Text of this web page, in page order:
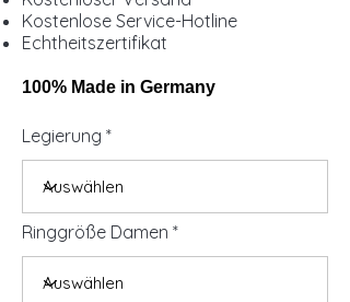
Kostenlose Service-Hotline
Echtheitszertifikat
100% Made in Germany
Legierung
Ringgröße Damen